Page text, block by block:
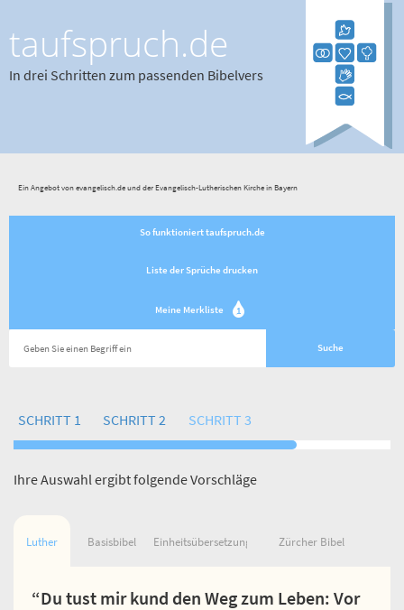
taufspruch.de
In drei Schritten zum passenden Bibelvers
Ein Angebot von evangelisch.de und der Evangelisch-Lutherischen Kirche in Bayern
So funktioniert taufspruch.de
Liste der Sprüche drucken
Meine Merkliste 1
SCHRITT 1 SCHRITT 2 SCHRITT 3
Ihre Auswahl ergibt folgende Vorschläge
Luther Basisbibel Einheitsübersetzung Zürcher Bibel
“Du tust mir kund den Weg zum Leben: Vor